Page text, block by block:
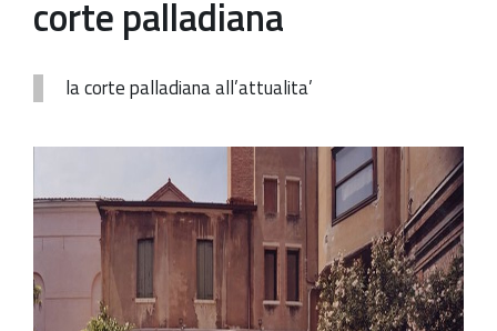
Patrimonio Storico-Artistico
Ufficio Esportazione
Servizi
Galleria
Contatti
corte palladiana
la corte palladiana all’attualita’